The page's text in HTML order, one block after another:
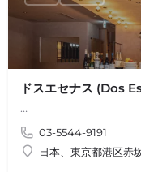
ドスエセナス (Dos
…
03-5544-9191
日本、東京都港区赤